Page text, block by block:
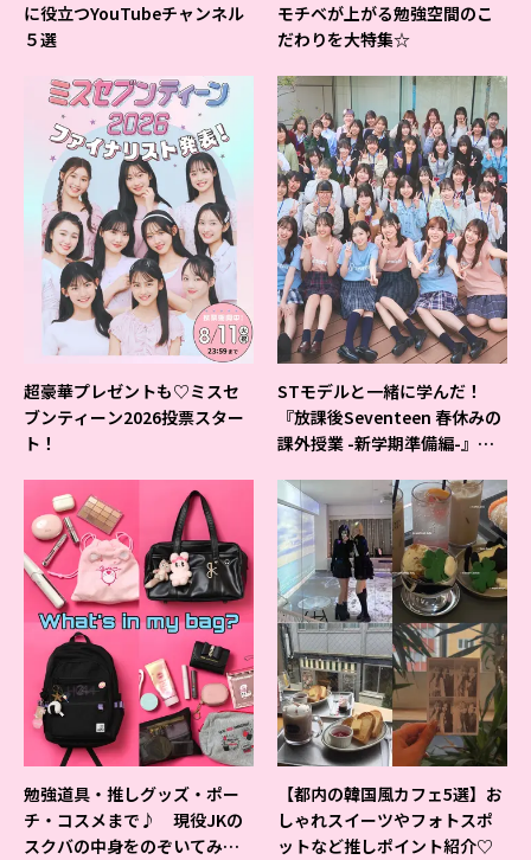
に役立つYouTubeチャンネル
５選
モチベが上がる勉強空間のこ
だわりを大特集☆
超豪華プレゼントも♡ミスセ
ブンティーン2026投票スター
ト！
STモデルと一緒に学んだ！
『放課後Seventeen 春休みの
課外授業 -新学期準備編-』イ
勉強道具・推しグッズ・ポー
チ・コスメまで♪ 現役JKの
スクバの中身をのぞいてみ
【都内の韓国風カフェ5選】お
しゃれスイーツやフォトスポ
ットなど推しポイント紹介♡